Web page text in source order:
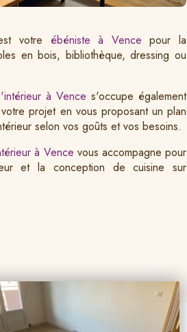
votre ébéniste à Vence pour la
en bois, bibliothèque, dressing ou
à Vence s'occupe également
projet en vous proposant un plan
selon vos goûts et vos besoins.
à Vence vous accompagne pour
et la conception de cuisine sur